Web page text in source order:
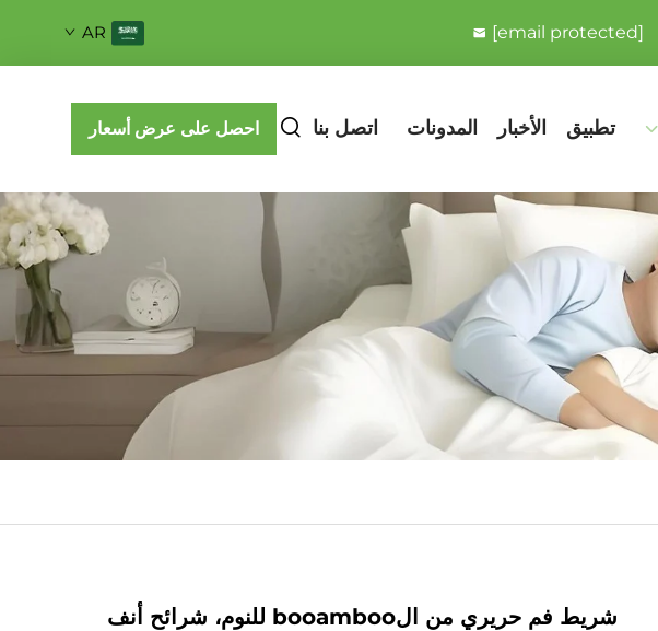
[email protected]
AR
تطبيق الأخبار المدونات اتصل بنا احصل على عرض أسعار
شريط فم حريري من الbooamboo للنوم، شرائح أنف